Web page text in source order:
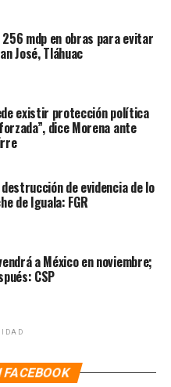
tienen derecho a la
judicial la que
dicte
responsables del
que algunos
de la fiscalía poblana
ante lo que
con secrecía,
para demeritar la
actuaron bajo criterios
Estatal del PRI en
tarde tras confirmarse
Al respecto,
resulta culpable del
con la FGE Puebla, el
de Mario Marín
256 mdp en obras para evitar
José, Tláhuac
existir protección política
dice Morena ante
de evidencia de lo
de Iguala: FGR
a México en noviembre;
CSP
FACEBOOK